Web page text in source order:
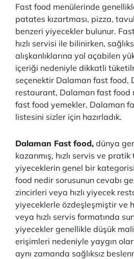
Fast food menülerinde
patates kızartması, pizza,
benzeri yiyecekler bulunur.
hızlı servisi ile bilinirken,
alışkanlıklarına yol açabilen
içeriği nedeniyle dikkatli
seçenektir Dalaman fast food,
restaurant, Dalaman fast food
fast food yemekler, Dalaman
listesini sizler için hazırladık.
Dalaman Fast food, dünya
kazanmış, hızlı servis ve
yiyeceklerin genel bir
food nedir sorusunun cevabı
zincirleri veya hızlı yiyecek
yiyeceklerle özdeşleşmiştir ve
veya hızlı servis formatında
yiyecekler genellikle düşük
erişimleri nedeniyle yaygın
aynı zamanda sağlıksız